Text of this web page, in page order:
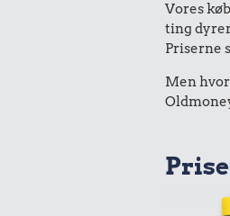
Vores
ting
Priserne
Men